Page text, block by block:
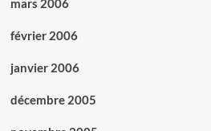
mars 2006
février 2006
janvier 2006
décembre 2005